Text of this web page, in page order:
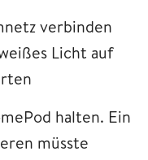
verbinden
Licht auf
halten. Ein
müsste